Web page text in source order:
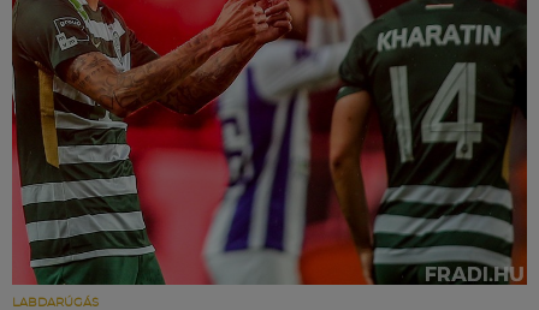
LABDARÚGÁS
Meccscenter
Klub
Szolgáltatások
Shop